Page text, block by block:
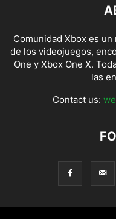
Comunidad Xbox es
de los videojuegos,
One y Xbox One X.
las
Contact us: